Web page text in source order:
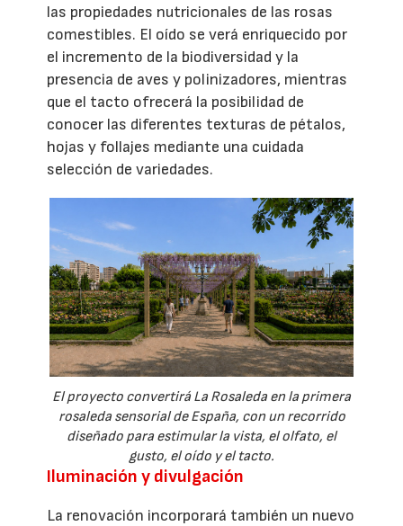
las propiedades nutricionales de las rosas
comestibles. El oído se verá enriquecido por
el incremento de la biodiversidad y la
presencia de aves y polinizadores, mientras
que el tacto ofrecerá la posibilidad de
conocer las diferentes texturas de pétalos,
hojas y follajes mediante una cuidada
selección de variedades.
El proyecto convertirá La Rosaleda en la primera
rosaleda sensorial de España, con un recorrido
diseñado para estimular la vista, el olfato, el
gusto, el oído y el tacto.
Iluminación y divulgación
La renovación incorporará también un nuevo